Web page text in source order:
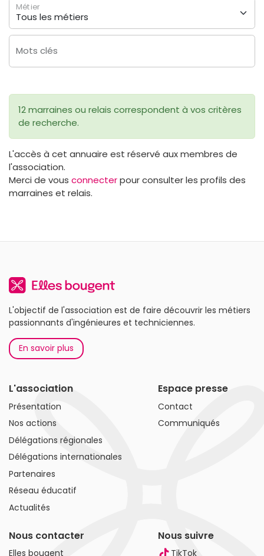
Métier
Mots clés
12 marraines ou relais correspondent à vos critères
de recherche.
L'accès à cet annuaire est réservé aux membres de
l'association.
Merci de vous connecterpour consulter les profils des
marraines et relais.
L'objectif de l'association est de faire découvrir les métiers
passionnants d'ingénieures et techniciennes.
En savoir plus
L'association
Présentation
Nos actions
Délégations régionales
Délégations internationales
Partenaires
Réseau éducatif
Actualités
Espace presse
Contact
Communiqués
Nous contacter
Elles bougent
Nous suivre
TikTok